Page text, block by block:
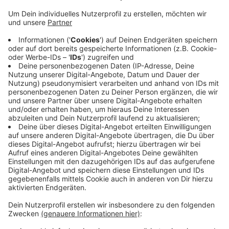
Veröffentlicht:Montag, 29.05.2023 09:10
Anzeige
Nach der intensiven Phase mit Champions League Sieg
und Viertelfinale gegen Chemnitz hatten die Baskets
jetzt fast eine Woche spielfrei. Hochball ist heute um
19 Uhr. Das Spiel war in unter einer Stunde
ausverkauft. Spiel 2 der Serie steigt dann am
Mittwoch um 20:30 Uhr. Auch das ist bereits
ausverkauft.
Anzeige